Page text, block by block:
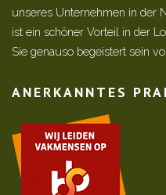
unseres Unternehmen in der
ist ein schöner Vorteil in der
Sie genauso begeistert sein
ANERKANNTES